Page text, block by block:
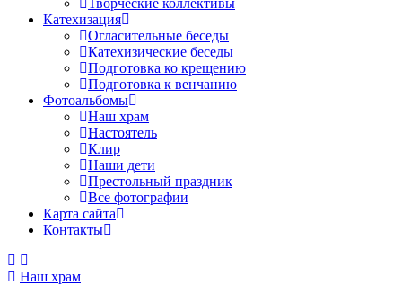
Катехизация
Огласительные беседы
Катехизические беседы
Подготовка ко крещению
Подготовка к венчанию
Фотоальбомы
Наш храм
Настоятель
Клир
Наши дети
Престольный праздник
Все фотографии
Карта сайта
Контакты
Наш храм